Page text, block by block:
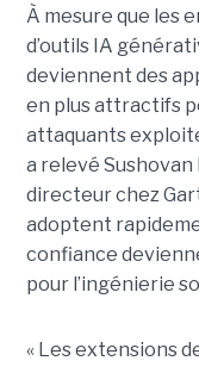
À mesure que les
d’outils IA
deviennent des
en plus attractifs
attaquants
a relevé
directeur chez
adoptent
confiance
pour l’ingénierie
« Les extensions